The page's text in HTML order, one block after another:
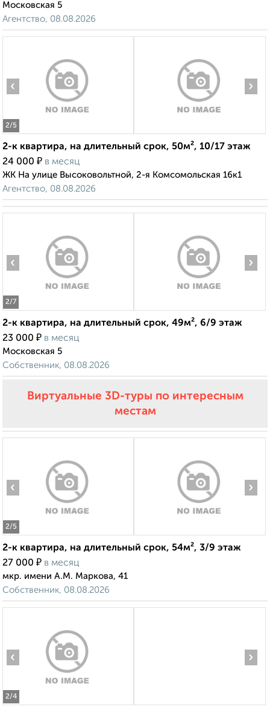
Московская 5
Агентство, 08.08.2026
2/5
‹ ›
2-к квартира, на длительный срок, 50м², 10/17 этаж
24 000 ₽ в месяц
ЖК На улице Высоковольтной, 2-я Комсомольская 16к1
Агентство, 08.08.2026
2/7
‹ ›
2-к квартира, на длительный срок, 49м², 6/9 этаж
23 000 ₽ в месяц
Московская 5
Собственник, 08.08.2026
Виртуальные 3D-туры по интересным
местам
2/5
‹ ›
2-к квартира, на длительный срок, 54м², 3/9 этаж
27 000 ₽ в месяц
мкр. имени А.М. Маркова, 41
Собственник, 08.08.2026
2/4
‹ ›